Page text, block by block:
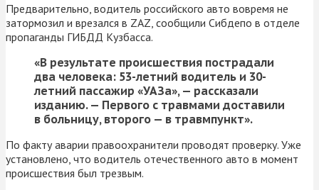
Предварительно, водитель российского авто вовремя не
затормозил и врезался в ZAZ, сообщили Сибдепо в отделе
пропаганды ГИБДД Кузбасса.
«В результате происшествия пострадали
два человека: 53-летний водитель и 30-
летний пассажир «УАЗа», — рассказали
изданию. — Первого с травмами доставили
в больницу, второго — в травмпункт».
По факту аварии правоохранители проводят проверку. Уже
установлено, что водитель отечественного авто в момент
происшествия был трезвым.